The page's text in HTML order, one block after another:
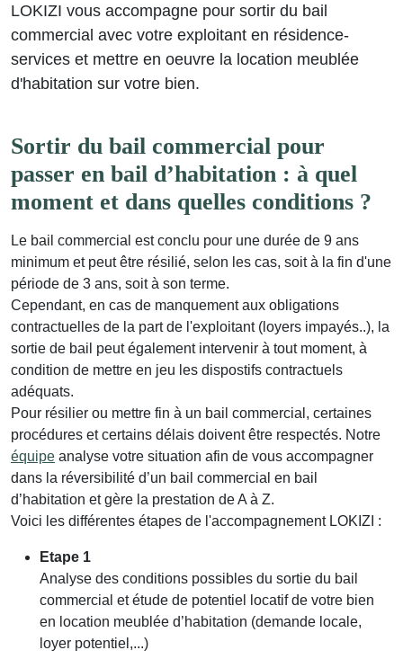
LOKIZI vous accompagne pour sortir du bail
commercial avec votre exploitant en résidence-
services et mettre en oeuvre la location meublée
d'habitation sur votre bien.
Sortir du bail commercial pour
passer en bail d’habitation : à quel
moment et dans quelles conditions ?
Le bail commercial est conclu pour une durée de 9 ans
minimum et peut être résilié, selon les cas, soit à la fin d'une
période de 3 ans, soit à son terme.
Cependant, en cas de manquement aux obligations
contractuelles de la part de l'exploitant (loyers impayés..), la
sortie de bail peut également intervenir à tout moment, à
condition de mettre en jeu les dispostifs contractuels
adéquats.
Pour résilier ou mettre fin à un bail commercial, certaines
procédures et certains délais doivent être respectés. Notre
équipe analyse votre situation afin de vous accompagner
dans la réversibilité d’un bail commercial en bail
d’habitation et gère la prestation de A à Z.
Voici les différentes étapes de l'accompagnement LOKIZI :
Etape 1
Analyse des conditions possibles du sortie du bail
commercial et étude de potentiel locatif de votre bien
en location meublée d’habitation (demande locale,
loyer potentiel,...)